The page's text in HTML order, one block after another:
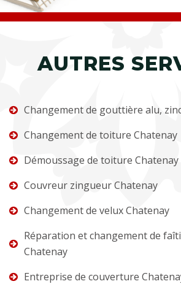
AUTRES
Changement de gouttière alu,
Changement de toiture Chatenay
Démoussage de toiture Chatenay
Couvreur zingueur Chatenay
Changement de velux Chatenay
Réparation et changement de
Chatenay
Entreprise de couverture